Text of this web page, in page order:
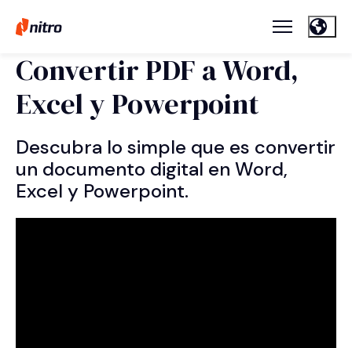
Convertir PDF a Word,
Excel y Powerpoint
Descubra lo simple que es convertir
un documento digital en Word,
Excel y Powerpoint.